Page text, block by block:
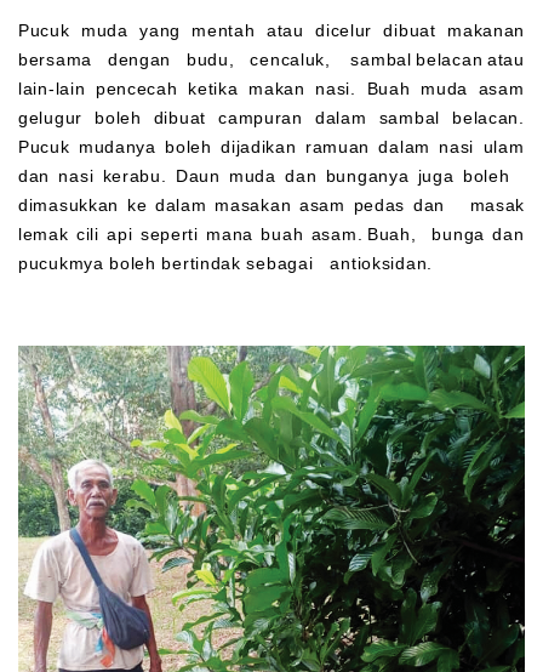
Pucuk muda yang mentah atau dicelur dibuat makanan
bersama dengan budu, cencaluk, sambal belacan atau
lain-lain pencecah ketika makan nasi. Buah muda asam
gelugur boleh dibuat campuran dalam sambal belacan.
Pucuk mudanya boleh dijadikan ramuan dalam nasi ulam
dan nasi kerabu. Daun muda dan bunganya juga boleh
dimasukkan ke dalam masakan asam pedas dan masak
lemak cili api seperti mana buah asam. Buah, bunga dan
pucukmya boleh bertindak sebagai antioksidan.